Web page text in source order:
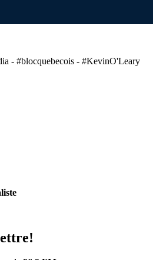
- #blocquebecois - #KevinO'Leary